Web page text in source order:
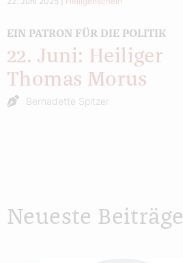
EIN PATRON FÜR DIE POLITIK
22. Juni: Heiliger
Thomas Morus
Bernadette Spitzer
Neueste Beiträge